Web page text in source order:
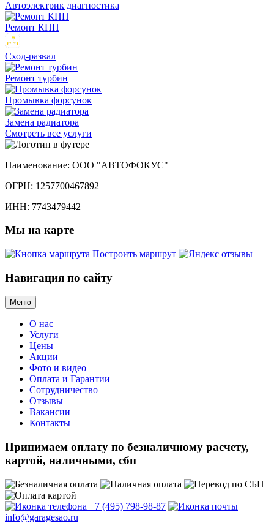
Автоэлектрик диагностика
Ремонт КПП
Сход-развал
Ремонт турбин
Промывка форсунок
Замена радиатора
Смотреть все услуги
Наименование: ООО "АВТОФОКУС"
ОГРН: 1257700467892
ИНН: 7743479442
Мы на карте
Построить маршрут
Навигация по сайту
Меню
О нас
Услуги
Цены
Акции
Фото и видео
Оплата и Гарантии
Сотрудничество
Отзывы
Вакансии
Контакты
Принимаем оплату по безналичному расчету,
картой, наличными, сбп
+7 (495) 798-98-87
info@garagesao.ru